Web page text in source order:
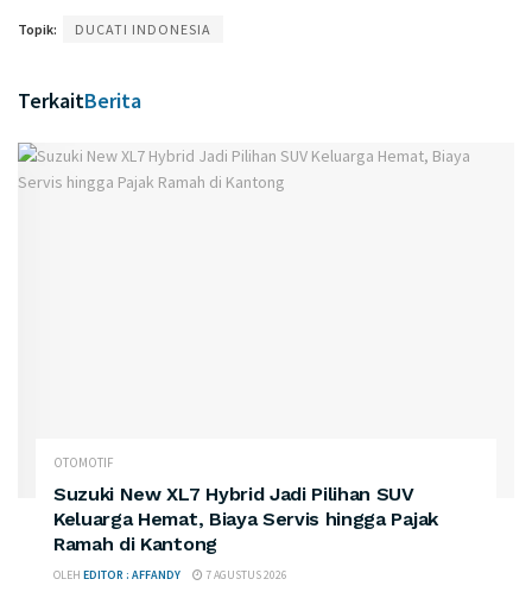
Topik: DUCATI INDONESIA
TerkaitBerita
OTOMOTIF
Suzuki New XL7 Hybrid Jadi Pilihan SUV
Keluarga Hemat, Biaya Servis hingga Pajak
Ramah di Kantong
OLEH EDITOR : AFFANDY 7 AGUSTUS 2026